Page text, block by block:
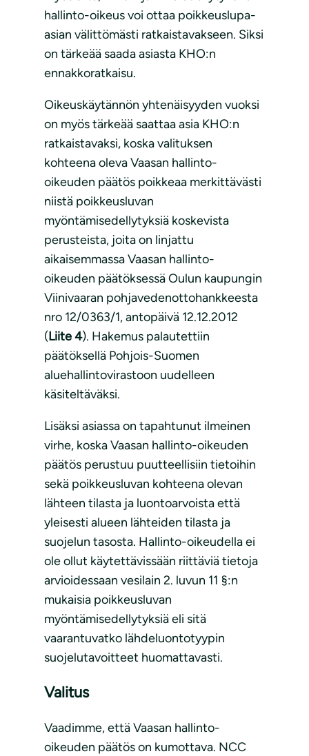
hallinto-oikeus voi ottaa poikkeuslupa-
asian välittömästi ratkaistavakseen. Siksi
on tärkeää saada asiasta KHO:n
ennakkoratkaisu.
Oikeuskäytännön yhtenäisyyden vuoksi
on myös tärkeää saattaa asia KHO:n
ratkaistavaksi, koska valituksen
kohteena oleva Vaasan hallinto-
oikeuden päätös poikkeaa merkittävästi
niistä poikkeusluvan
myöntämisedellytyksiä koskevista
perusteista, joita on linjattu
aikaisemmassa Vaasan hallinto-
oikeuden päätöksessä Oulun kaupungin
Viinivaaran pohjavedenottohankkeesta
nro 12/0363/1, antopäivä 12.12.2012
(Liite 4). Hakemus palautettiin
päätöksellä Pohjois-Suomen
aluehallintovirastoon uudelleen
käsiteltäväksi.
Lisäksi asiassa on tapahtunut ilmeinen
virhe, koska Vaasan hallinto-oikeuden
päätös perustuu puutteellisiin tietoihin
sekä poikkeusluvan kohteena olevan
lähteen tilasta ja luontoarvoista että
yleisesti alueen lähteiden tilasta ja
suojelun tasosta. Hallinto-oikeudella ei
ole ollut käytettävissään riittäviä tietoja
arvioidessaan vesilain 2. luvun 11 §:n
mukaisia poikkeusluvan
myöntämisedellytyksiä eli sitä
vaarantuvatko lähdeluontotyypin
suojelutavoitteet huomattavasti.
Valitus
Vaadimme, että Vaasan hallinto-
oikeuden päätös on kumottava. NCC